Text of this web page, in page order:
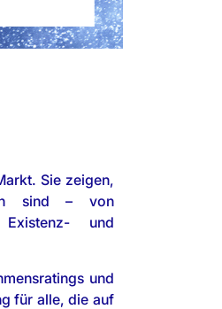
Sie zeigen,
sind – von
und
und
für alle, die auf